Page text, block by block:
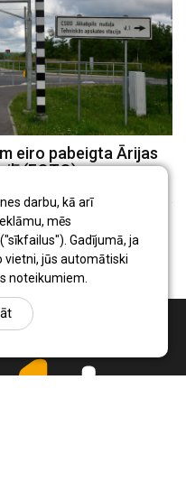
darbu, kā arī
mēs
Gadījumā, ja
jūs automātiski
noteikumiem.
eiro pabeigta Ārijas
(FOTO)